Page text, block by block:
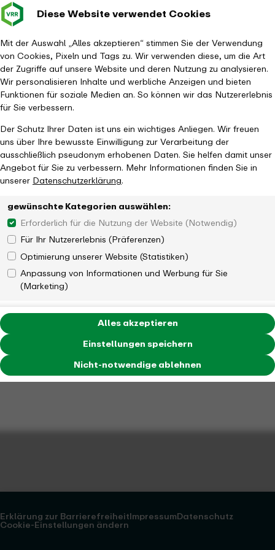
Diese Website verwendet Cookies
Mit der Auswahl „Alles akzeptieren“ stimmen Sie der Verwendung
von Cookies, Pixeln und Tags zu. Wir verwenden diese, um die Art
der Zugriffe auf unsere Website und deren Nutzung zu analysieren.
Wir personalisieren Inhalte und werbliche Anzeigen und bieten
Funktionen für soziale Medien an. So können wir das Nutzererlebnis
für Sie verbessern.
Der Schutz Ihrer Daten ist uns ein wichtiges Anliegen. Wir freuen
uns über Ihre bewusste Einwilligung zur Verarbeitung der
ausschließlich pseudonym erhobenen Daten. Sie helfen damit unser
Angebot für Sie zu verbessern. Mehr Informationen finden Sie in
unsererDatenschutzerklärung.
gewünschte Kategorien auswählen:
Erforderlich für die Nutzung der Website (Notwendig)
Für Ihr Nutzererlebnis (Präferenzen)
Optimierung unserer Website (Statistiken)
Anpassung von Informationen und Werbung für Sie
(Marketing)
Einstellungen speichern
Nicht-notwendige ablehnen
Alles akzeptieren
Verkehrsverbund Baustellen im
Leichte
Fahrplanauskunft
Erklärung zur BarrierefreiheitImpressumDatenschutz
Cookie-Einstellungen ändern